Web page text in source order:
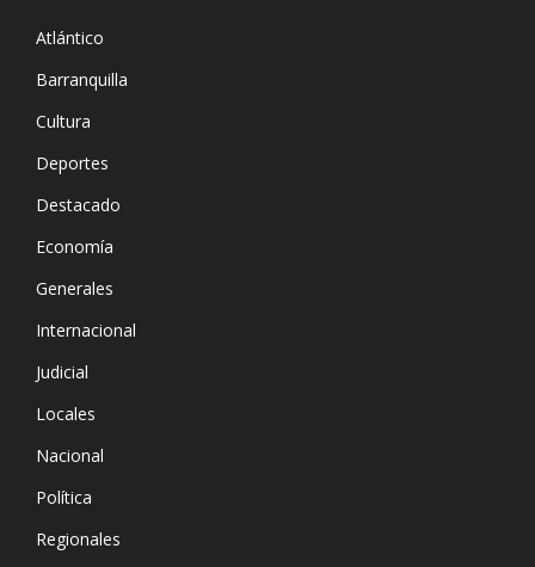
Atlántico
Barranquilla
Cultura
Deportes
Destacado
Economía
Generales
Internacional
Judicial
Locales
Nacional
Política
Regionales